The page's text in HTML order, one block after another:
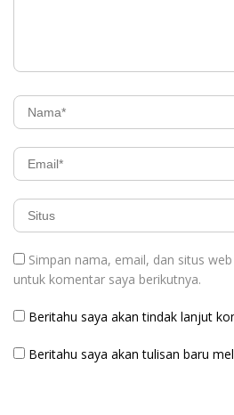
Simpan nama, email, dan situs
untuk komentar saya berikutnya.
Beritahu saya akan tindak lanjut
Beritahu saya akan tulisan baru